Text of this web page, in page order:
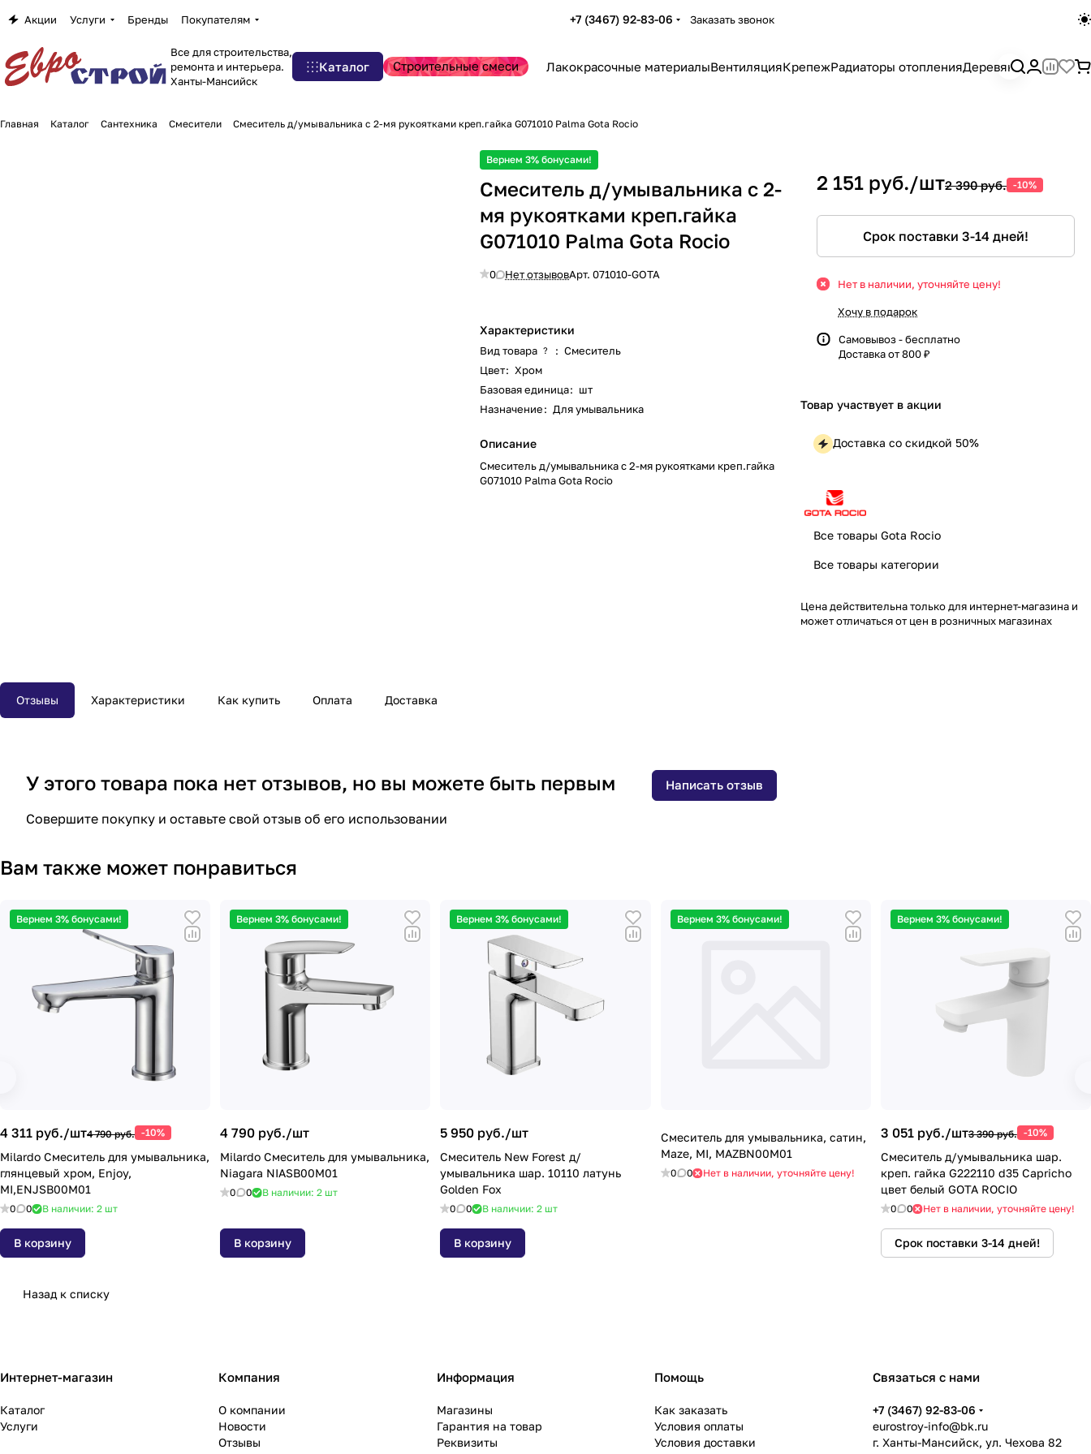
Акции Услуги Бренды Покупателям +7 (3467) 92-83-06 Заказать звонок
Все для строительства,
ремонта и интерьера.
Ханты-Мансийск
Каталог Строительные смеси Лакокрасочные материалыВентиляцияКрепежРадиаторы отопленияДеревянный
Главная Каталог Сантехника Смесители Смеситель д/умывальника с 2-мя рукоятками креп.гайка G071010 Palma Gota Rocio
Вернем 3% бонусами!
Смеситель д/умывальника с 2-
мя рукоятками креп.гайка
G071010 Palma Gota Rocio
0 Нет отзывовАрт.071010-GOTA
Характеристики
Вид товара ? : Смеситель
Цвет: Хром
Базовая единица: шт
Назначение: Для умывальника
Описание
Смеситель д/умывальника с 2-мя рукоятками креп.гайка
G071010 Palma Gota Rocio
2 151 руб./шт2 390 руб. -10%
Срок поставки 3-14 дней!
Нет в наличии, уточняйте цену!
Хочу в подарок
Самовывоз - бесплатно
Доставка от 800 ₽
Товар участвует в акции
Доставка со скидкой 50%
Все товары Gota Rocio
Все товары категории
Цена действительна только для интернет-магазина и
может отличаться от цен в розничных магазинах
Отзывы Характеристики Как купить Оплата Доставка
У этого товара пока нет отзывов, но вы можете быть первым
Совершите покупку и оставьте свой отзыв об его использовании
Написать отзыв
Вам также может понравиться
Вернем 3% бонусами!
4 311 руб./шт4 790 руб. -10%
Milardo Смеситель для умывальника,
глянцевый хром, Enjoy,
MI,ENJSB00M01
0 0 В наличии: 2 шт
В корзину
Вернем 3% бонусами!
4 790 руб./шт
Milardo Смеситель для умывальника,
Niagara NIASB00M01
0 0 В наличии: 2 шт
В корзину
Вернем 3% бонусами!
5 950 руб./шт
Смеситель New Forest д/
умывальника шар. 10110 латунь
Golden Fox
0 0 В наличии: 2 шт
В корзину
Вернем 3% бонусами!
Смеситель для умывальника, сатин,
Maze, MI, MAZBN00M01
0 0 Нет в наличии, уточняйте цену!
Вернем 3% бонусами!
3 051 руб./шт3 390 руб. -10%
Смеситель д/умывальника шар.
креп. гайка G222110 d35 Capricho
цвет белый GOTA ROCIO
0 0 Нет в наличии, уточняйте цену!
Срок поставки 3-14 дней!
Назад к списку
Интернет-магазин
Каталог
Услуги
Компания
О компании
Новости
Отзывы
Информация
Магазины
Гарантия на товар
Реквизиты
Помощь
Как заказать
Условия оплаты
Условия доставки
Связаться с нами
+7 (3467) 92-83-06
eurostroy-info@bk.ru
г. Ханты-Мансийск, ул. Чехова 82